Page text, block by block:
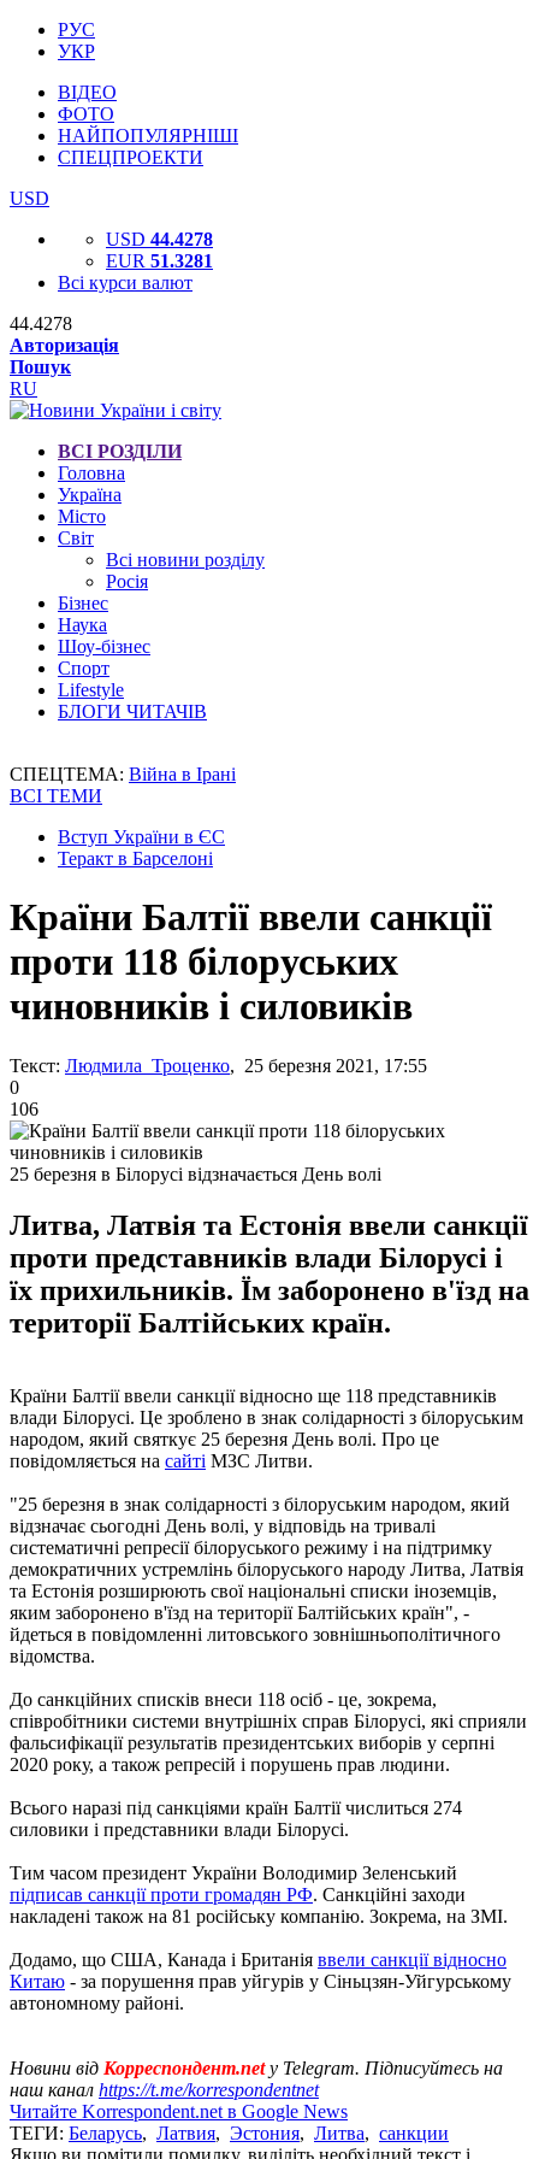
РУС
УКР
ВІДЕО
ФОТО
НАЙПОПУЛЯРНІШІ
СПЕЦПРОЕКТИ
USD
USD 44.4278
EUR 51.3281
Всі курси валют
44.4278
Авторизація
Пошук
RU
ВСІ РОЗДІЛИ
Головна
Україна
Місто
Світ
Всі новини розділу
Росія
Бізнес
Наука
Шоу-бізнес
Спорт
Lifestyle
БЛОГИ ЧИТАЧІВ
СПЕЦТЕМА: Війна в Ірані
ВСІ ТЕМИ
Вступ України в ЄС
Теракт в Барселоні
Країни Балтії ввели санкції
проти 118 білоруських
чиновників і силовиків
Текст: Людмила Троценко, 25 березня 2021, 17:55
0
106
25 березня в Білорусі відзначається День волі
Литва, Латвія та Естонія ввели санкції
проти представників влади Білорусі і
їх прихильників. Їм заборонено в'їзд на
території Балтійських країн.
Країни Балтії ввели санкції відносно ще 118 представників
влади Білорусі. Це зроблено в знак солідарності з білоруським
народом, який святкує 25 березня День волі. Про це
повідомляється на сайті МЗС Литви.
"25 березня в знак солідарності з білоруським народом, який
відзначає сьогодні День волі, у відповідь на тривалі
систематичні репресії білоруського режиму і на підтримку
демократичних устремлінь білоруського народу Литва, Латвія
та Естонія розширюють свої національні списки іноземців,
яким заборонено в'їзд на території Балтійських країн", -
йдеться в повідомленні литовського зовнішньополітичного
відомства.
До санкційних списків внеси 118 осіб - це, зокрема,
співробітники системи внутрішніх справ Білорусі, які сприяли
фальсифікації результатів президентських виборів у серпні
2020 року, а також репресій і порушень прав людини.
Всього наразі під санкціями країн Балтії числиться 274
силовики і представники влади Білорусі.
Тим часом президент України Володимир Зеленський
підписав санкції проти громадян РФ. Санкційні заходи
накладені також на 81 російську компанію. Зокрема, на ЗМІ.
Додамо, що США, Канада і Британія ввели санкції відносно
Китаю - за порушення прав уйгурів у Сіньцзян-Уйгурському
автономному районі.
Новини від Корреспондент.netу Telegram. Підписуйтесь на
наш канал https://t.me/korrespondentnet
Читайте Korrespondent.net в Google News
ТЕГИ: Беларусь, Латвия, Эстония, Литва, санкции
Якщо ви помітили помилку, виділіть необхідний текст і